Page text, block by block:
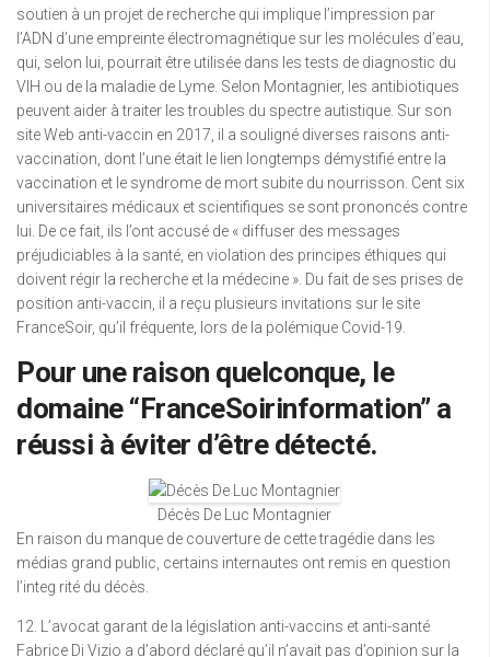
soutien à un projet de recherche qui implique l’impression par
l’ADN d’une empreinte électromagnétique sur les molécules d’eau,
qui, selon lui, pourrait être utilisée dans les tests de diagnostic du
VIH ou de la maladie de Lyme. Selon Montagnier, les antibiotiques
peuvent aider à traiter les troubles du spectre autistique. Sur son
site Web anti-vaccin en 2017, il a souligné diverses raisons anti-
vaccination, dont l’une était le lien longtemps démystifié entre la
vaccination et le syndrome de mort subite du nourrisson. Cent six
universitaires médicaux et scientifiques se sont prononcés contre
lui. De ce fait, ils l’ont accusé de « diffuser des messages
préjudiciables à la santé, en violation des principes éthiques qui
doivent régir la recherche et la médecine ». Du fait de ses prises de
position anti-vaccin, il a reçu plusieurs invitations sur le site
FranceSoir, qu’il fréquente, lors de la polémique Covid-19.
Pour une raison quelconque, le
domaine “FranceSoirinformation” a
réussi à éviter d’être détecté.
Décès De Luc Montagnier
En raison du manque de couverture de cette tragédie dans les
médias grand public, certains internautes ont remis en question
l’integ rité du décès.
12. L’avocat garant de la législation anti-vaccins et anti-santé
Fabrice Di Vizio a d’abord déclaré qu’il n’avait pas d’opinion sur la